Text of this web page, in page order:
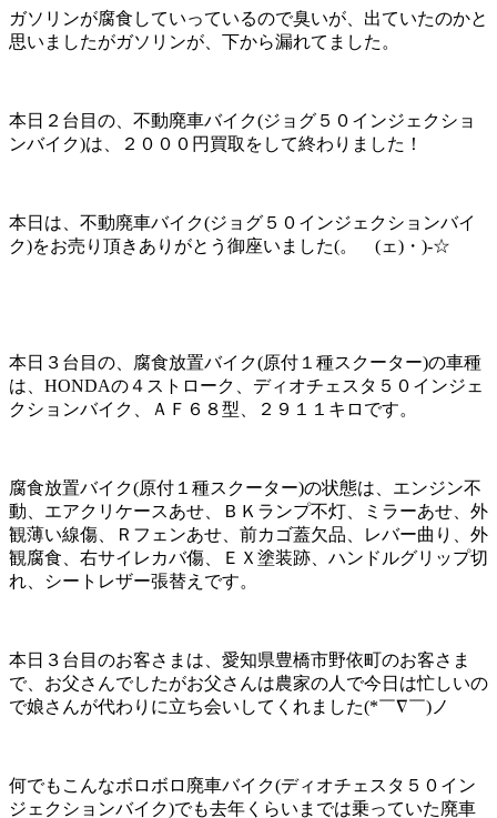
ガソリンが腐食していっているので臭いが、出ていたのかと
思いましたがガソリンが、下から漏れてました。
本日２台目の、不動廃車バイク(ジョグ５０インジェクショ
ンバイク)は、２０００円買取をして終わりました！
本日は、不動廃車バイク(ジョグ５０インジェクションバイ
ク)をお売り頂きありがとう御座いました(。ゝ(ェ)・)-☆
本日３台目の、腐食放置バイク(原付１種スクーター)の車種
は、HONDAの４ストローク、ディオチェスタ５０インジェ
クションバイク、ＡＦ６８型、２９１１キロです。
腐食放置バイク(原付１種スクーター)の状態は、エンジン不
動、エアクリケースあせ、ＢＫランプ不灯、ミラーあせ、外
観薄い線傷、Ｒフェンあせ、前カゴ蓋欠品、レバー曲り、外
観腐食、右サイレカバ傷、ＥＸ塗装跡、ハンドルグリップ切
れ、シートレザー張替えです。
本日３台目のお客さまは、愛知県豊橋市野依町のお客さま
で、お父さんでしたがお父さんは農家の人で今日は忙しいの
で娘さんが代わりに立ち会いしてくれました(*￣∇￣)ノ
何でもこんなボロボロ廃車バイク(ディオチェスタ５０イン
ジェクションバイク)でも去年くらいまでは乗っていた廃車